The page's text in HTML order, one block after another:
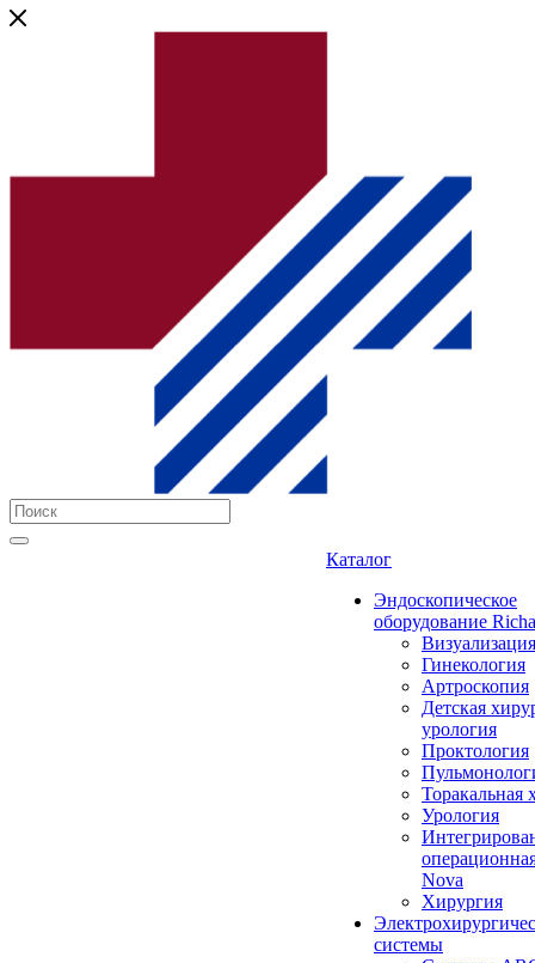
Каталог
Эндоскопическое
оборудование
Визуализация
Гинекология
Артроскопия
Детская
урология
Проктология
Торакальная
Урология
Nova
Хирургия
системы